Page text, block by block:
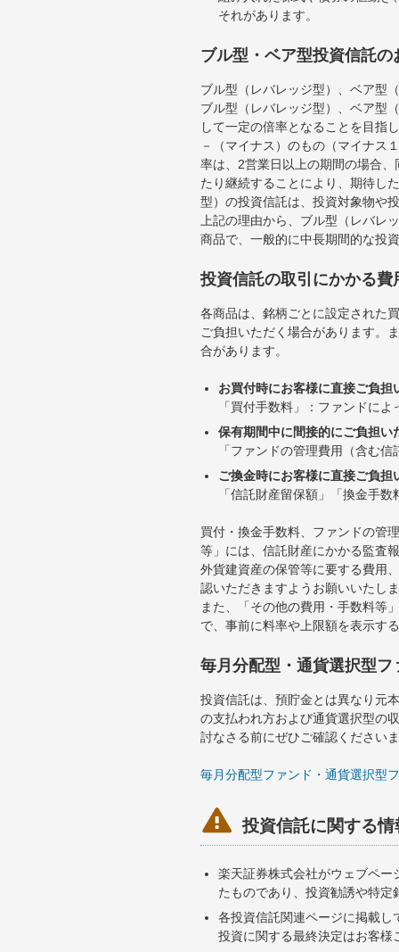
それがあります。
ブル型・ベア型投資信託
ブル型（レバレッジ型）、ベア型
ブル型（レバレッジ型）、ベア型
して一定の倍率となることを目指
－（マイナス）のもの（マイナス
率は、2営業日以上の期間の場合
たり継続することにより、期待し
型）の投資信託は、投資対象物や
上記の理由から、ブル型（レバレ
商品で、一般的に中長期間的な投
投資信託の取引にかかる費
各商品は、銘柄ごとに設定された
ご負担いただく場合があります。
合があります。
お買付時にお客様に直接ご負担
「買付手数料」：ファンドに
保有期間中に間接的にご負担い
「ファンドの管理費用（含む
ご換金時にお客様に直接ご負担
「信託財産留保額」「換金手
買付・換金手数料、ファンドの管
等」には、信託財産にかかる監査
外貨建資産の保管等に要する費用
認いただきますようお願いいたし
また、「その他の費用・手数料等
で、事前に料率や上限額を表示す
毎月分配型・通貨選択型
投資信託は、預貯金とは異なり元
の支払われ方および通貨選択型の
討なさる前にぜひご確認ください
毎月分配型ファンド・通貨選択型
 投資信託に関する
楽天証券株式会社がウェブペ
たものであり、投資勧誘や特
各投資信託関連ページに掲載
投資に関する最終決定はお客